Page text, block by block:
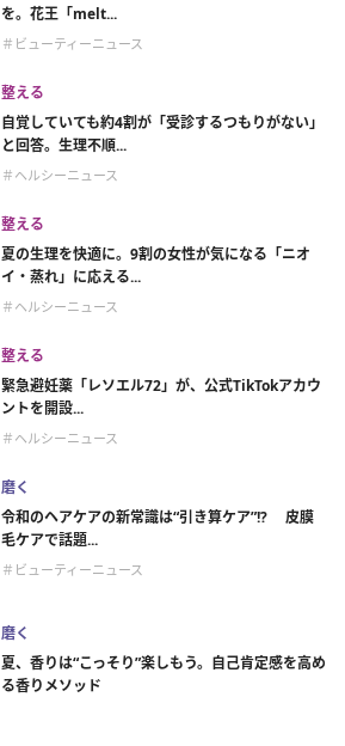
を。花王「melt...
＃ビューティーニュース
整える
自覚していても約4割が「受診するつもりがない」
と回答。生理不順...
＃ヘルシーニュース
整える
夏の生理を快適に。9割の女性が気になる「ニオ
イ・蒸れ」に応える...
＃ヘルシーニュース
整える
緊急避妊薬「レソエル72」が、公式TikTokアカウ
ントを開設...
＃ヘルシーニュース
磨く
令和のヘアケアの新常識は“引き算ケア”!? 皮膜
毛ケアで話題...
＃ビューティーニュース
磨く
夏、香りは“こっそり”楽しもう。自己肯定感を高め
る香りメソッド